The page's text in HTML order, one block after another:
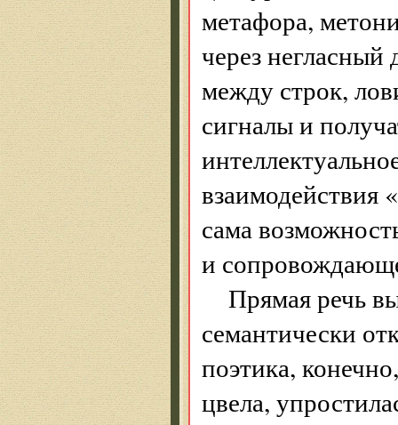
метафора,
через
между строк,
сигналы и
взаимодействия
сама
и
Прямая речь
семантически
поэтика,
цвела,